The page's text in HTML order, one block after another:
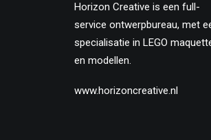
Horizon Creative is een full-
service ontwerpbureau, met
specialisatie in LEGO
en modellen.
www.horizoncreative.nl